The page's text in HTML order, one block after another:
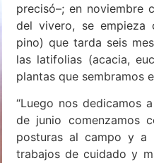
precisó–; en noviembre
del vivero, se empieza
pino) que tarda seis
las latifolias (acacia,
plantas que sembramos
“Luego nos dedicamos
de junio comenzamos
posturas al campo y a
trabajos de cuidado y